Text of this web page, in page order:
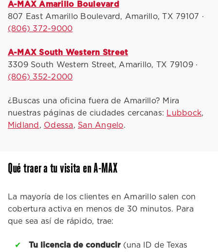
A-MAX Amarillo Boulevard
807 East Amarillo Boulevard, Amarillo, TX 79107 ·
(806) 372-9000
A-MAX South Western Street
3309 South Western Street, Amarillo, TX 79109 ·
(806) 352-2000
¿Buscas una oficina fuera de Amarillo? Mira
nuestras páginas de ciudades cercanas: Lubbock,
Midland , Odessa, San Angelo.
Qué traer a tu visita en A-MAX
La mayoría de los clientes en Amarillo salen con
cobertura activa en menos de 30 minutos. Para
que sea así de rápido, trae:
Tu licencia de conducir (una ID de Texas